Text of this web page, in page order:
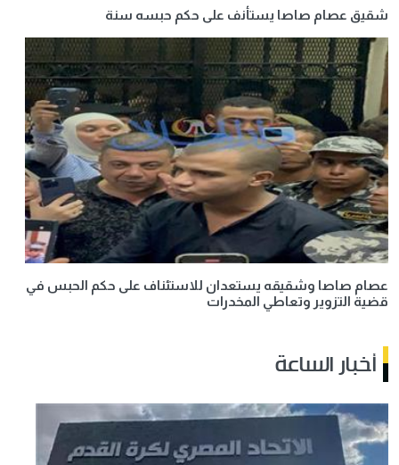
شقيق عصام صاصا يستأنف على حكم حبسه سنة
عصام صاصا وشقيقه يستعدان للاستئناف على حكم الحبس في
قضية التزوير وتعاطي المخدرات
أخبار الساعة